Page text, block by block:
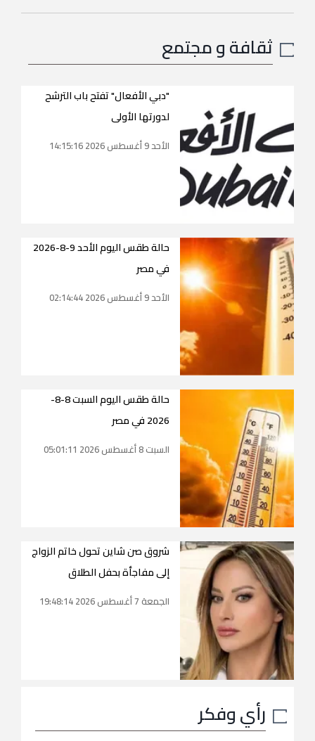
ثقافة و مجتمع
"دبي الأفعال" تفتح باب الترشح
لدورتها الأولى
الأحد 9 أغسطس 2026 14:15:16
حالة طقس اليوم الأحد 9-8-2026
في مصر
الأحد 9 أغسطس 2026 02:14:44
حالة طقس اليوم السبت 8-8-
2026 في مصر
السبت 8 أغسطس 2026 05:01:11
شروق صن شاين تحول خاتم الزواج
إلى مفاجأة بحفل الطلاق
الجمعة 7 أغسطس 2026 19:48:14
رأي وفكر